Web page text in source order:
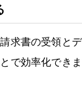
求書の受領と
で効率化できま